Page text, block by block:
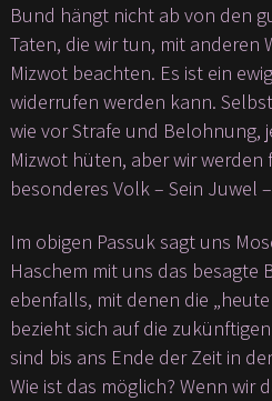
Bund hängt nicht ab von den
Taten, die wir tun, mit anderen
Mizwot beachten. Es ist ein
widerrufen werden kann.
wie vor Strafe und Belohnung,
Mizwot hüten, aber wir
besonderes Volk – Sein Juwel
Im obigen Passuk sagt uns
Haschem mit uns das besagte
ebenfalls, mit denen die
bezieht sich auf die
sind bis ans Ende der Zeit in
Wie ist das möglich? Wenn wir